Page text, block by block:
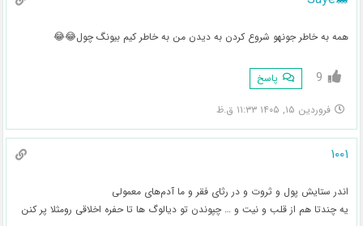
همه به خاطر جونهو شروع کردن به دیدن من به خاطر کیم بیونگ چول😂😂
9 پاسخ
فروردین ۱۵, ۱۴۰۵ ۱۱:۳۳ ق.ظ
۱۰۰۱
اندر ستایش پول و ثروت و در رثای فقر و ما آدم‌های معمولی
یه چندتا هم از قلب و نیت و … چپوندن تو دیالوگ ها تا حفره اخلاقی رو‌مثلا پر کنن